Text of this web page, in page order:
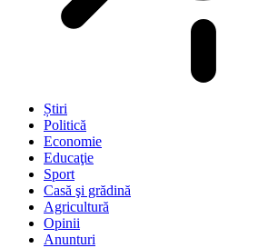
Știri
Politică
Economie
Educaţie
Sport
Casă şi grădină
Agricultură
Opinii
Anunturi